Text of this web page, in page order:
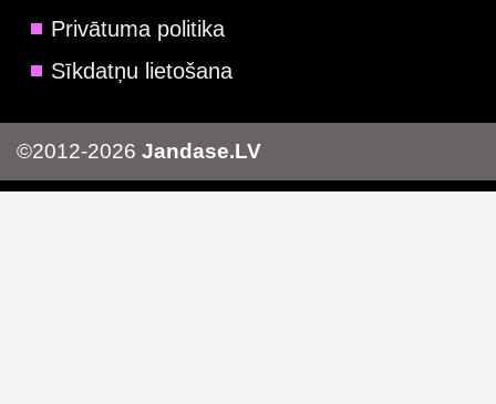
Privātuma politika
Sīkdatņu lietošana
©2012-2026 Jandase.LV